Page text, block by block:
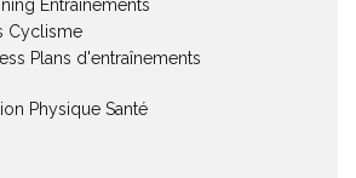
Entraînements
Cyclisme
Plans d'entraînements
Physique Santé